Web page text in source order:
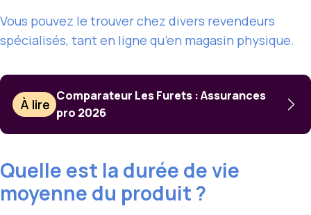
Vous pouvez le trouver chez divers revendeurs
spécialisés, tant en ligne qu’en magasin physique.
À lire
Comparateur Les Furets : Assurances
pro 2026
Quelle est la durée de vie
moyenne du produit ?